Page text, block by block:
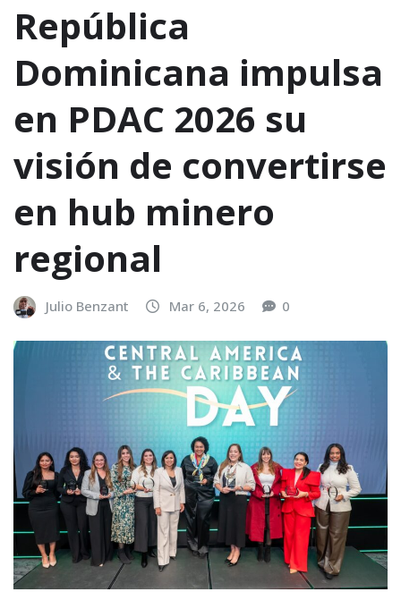
República
Dominicana impulsa
en PDAC 2026 su
visión de convertirse
en hub minero
regional
Julio Benzant Mar 6, 2026 0